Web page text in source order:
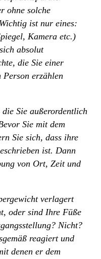
ohne solche
ist nur eines:
Kamera etc.)
absolut
die Sie einer
Person erzählen
Sie außerordentlich
Sie mit dem
Sie sich, dass ihre
ist. Dann
von Ort, Zeit und
verlagert
oder sind Ihre Füße
Nicht?
reagiert und
denen er dem